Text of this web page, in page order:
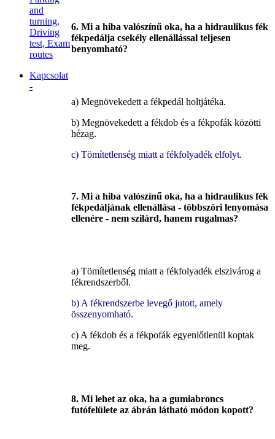
6. Mi a hiba valószínű oka, ha a hidraulikus fék
fékpedálja csekély ellenállással teljesen
benyomható?
a) Megnövekedett a fékpedál holtjátéka.
b) Megnövekedett a fékdob és a fékpofák közötti
hézag.
c) Tömítetlenség miatt a fékfolyadék elfolyt.
7. Mi a hiba valószínű oka, ha a hidraulikus fék
fékpedáljának ellenállása - többszöri lenyomása
ellenére - nem szilárd, hanem rugalmas?
a) Tömítetlenség miatt a fékfolyadék elszivárog a
fékrendszerből.
b) A fékrendszerbe levegő jutott, amely
összenyomható.
c) A fékdob és a fékpofák egyenlőtlenül koptak
meg.
8. Mi lehet az oka, ha a gumiabroncs
futófelülete az ábrán látható módon kopott?
and
turning,
Driving
test, Exam
routes
Kapcsolat
-